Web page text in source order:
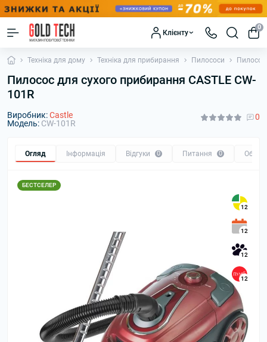
Клієнту
0
Техніка для дому Техніка для прибирання Пилососи Пилосос
Пилосос для сухого прибирання CASTLE CW-
101R
Виробник:Castle
Модель: CW-101R
0
Огляд Інформація Відгуки 0 Питання 0 Обмін
БЕСТСЕЛЕР
12
12
12
12